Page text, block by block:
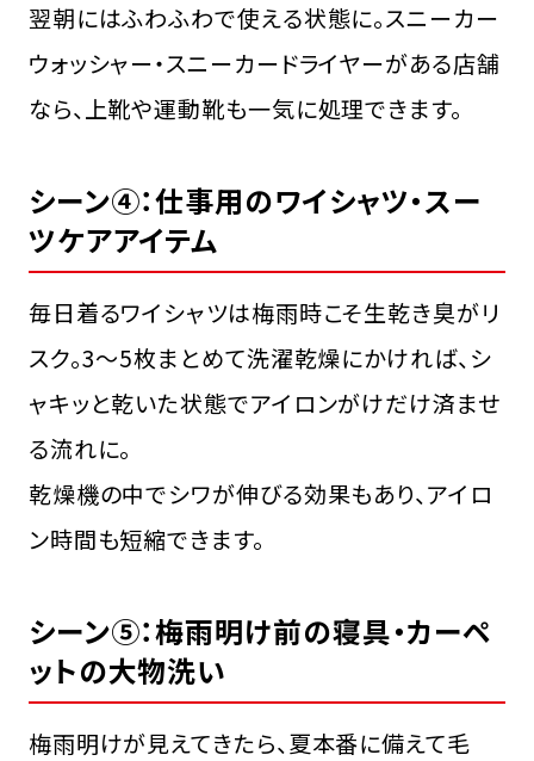
翌朝にはふわふわで使える状態に。スニーカー
ウォッシャー・スニーカードライヤーがある店舗
なら、上靴や運動靴も一気に処理できます。
シーン④：仕事用のワイシャツ・スー
ツケアアイテム
毎日着るワイシャツは梅雨時こそ生乾き臭がリ
スク。3〜5枚まとめて洗濯乾燥にかければ、シ
ャキッと乾いた状態でアイロンがけだけ済ませ
る流れに。
乾燥機の中でシワが伸びる効果もあり、アイロ
ン時間も短縮できます。
シーン⑤：梅雨明け前の寝具・カーペ
ットの大物洗い
梅雨明けが見えてきたら、夏本番に備えて毛